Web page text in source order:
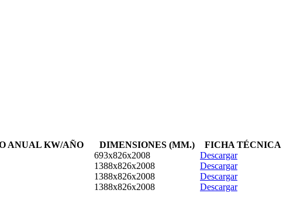
ANUAL KW/AÑO DIMENSIONES (MM.)
FICHA TÉCNICA
693x826x2008
Descargar
1388x826x2008
Descargar
1388x826x2008
Descargar
1388x826x2008 Descargar